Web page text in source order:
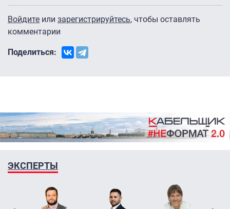
Войдите или зарегистрируйтесь, чтобы оставлять
комментарии
Поделиться:
ЭКСПЕРТЫ